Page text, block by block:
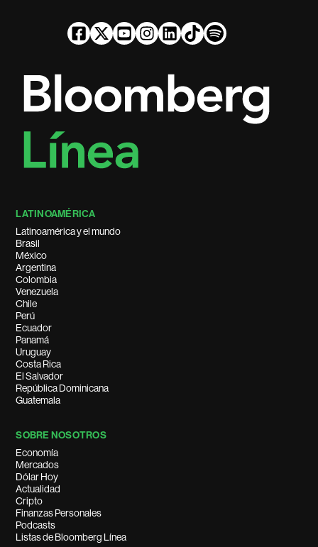
LATINOAMÉRICA
Latinoamérica y el mundo
Brasil
México
Argentina
Colombia
Venezuela
Chile
Perú
Ecuador
Panamá
Uruguay
Costa Rica
El Salvador
República Dominicana
Guatemala
SOBRE NOSOTROS
Economía
Mercados
Dólar Hoy
Actualidad
Cripto
Finanzas Personales
Podcasts
Listas de Bloomberg Línea